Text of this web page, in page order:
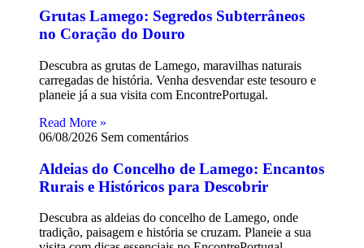
Grutas Lamego: Segredos Subterrâneos
no Coração do Douro
Descubra as grutas de Lamego, maravilhas naturais
carregadas de história. Venha desvendar este tesouro e
planeie já a sua visita com EncontrePortugal.
Read More »
06/08/2026 Sem comentários
Aldeias do Concelho de Lamego: Encantos
Rurais e Históricos para Descobrir
Descubra as aldeias do concelho de Lamego, onde
tradição, paisagem e história se cruzam. Planeie a sua